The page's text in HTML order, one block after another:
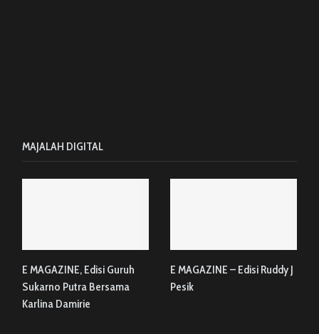
MAJALAH DIGITAL
E MAGAZINE, Edisi Guruh
Sukarno Putra Bersama
Karlina Damirie
E MAGAZINE – Edisi Ruddy J
Pesik